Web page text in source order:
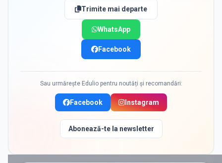
Trimite mai departe
WhatsApp
Facebook
Sau urmărește Edulio pentru noutăți și recomandări:
Facebook Instagram
Abonează-te la newsletter